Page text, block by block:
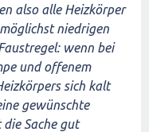
also alle Heizkörper
niedrigen
wenn bei
und offenem
sich kalt
gewünschte
Sache gut